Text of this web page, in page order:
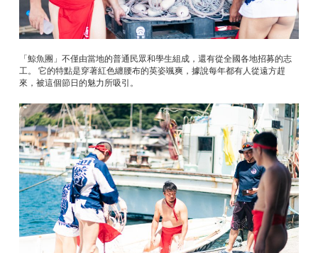
「鯨魚團」不僅由當地的普通民眾和學生組成，還有從全國各地招募的志
工。 它的特點是穿著紅色纏腰布的英姿颯爽，據說每年都有人從遠方趕
來，被這個節日的魅力所吸引。